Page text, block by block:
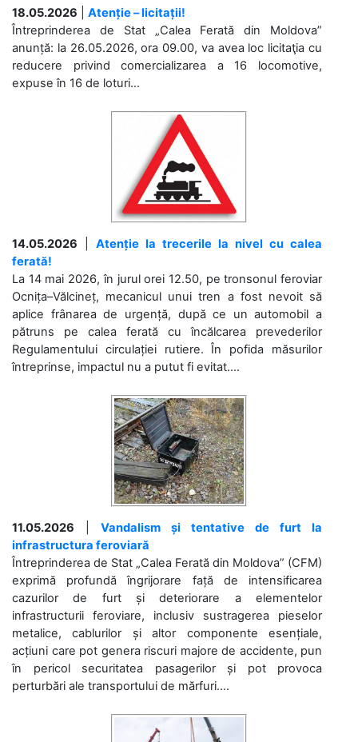
18.05.2026
Atenție – licitații!
Întreprinderea de Stat „Calea Ferată din Moldova”
anunță: la 26.05.2026, ora 09.00, va avea loc licitaţia cu
reducere privind comercializarea a 16 locomotive,
expuse în 16 de loturi...
14.05.2026
Atenție la trecerile la nivel cu calea
ferată!
La 14 mai 2026, în jurul orei 12.50, pe tronsonul feroviar
Ocnița–Vălcineț, mecanicul unui tren a fost nevoit să
aplice frânarea de urgență, după ce un automobil a
pătruns pe calea ferată cu încălcarea prevederilor
Regulamentului circulației rutiere. În pofida măsurilor
întreprinse, impactul nu a putut fi evitat....
11.05.2026
Vandalism și tentative de furt la
infrastructura feroviară
Întreprinderea de Stat „Calea Ferată din Moldova” (CFM)
exprimă profundă îngrijorare față de intensificarea
cazurilor de furt și deteriorare a elementelor
infrastructurii feroviare, inclusiv sustragerea pieselor
metalice, cablurilor și altor componente esențiale,
acțiuni care pot genera riscuri majore de accidente, pun
în pericol securitatea pasagerilor și pot provoca
perturbări ale transportului de mărfuri....